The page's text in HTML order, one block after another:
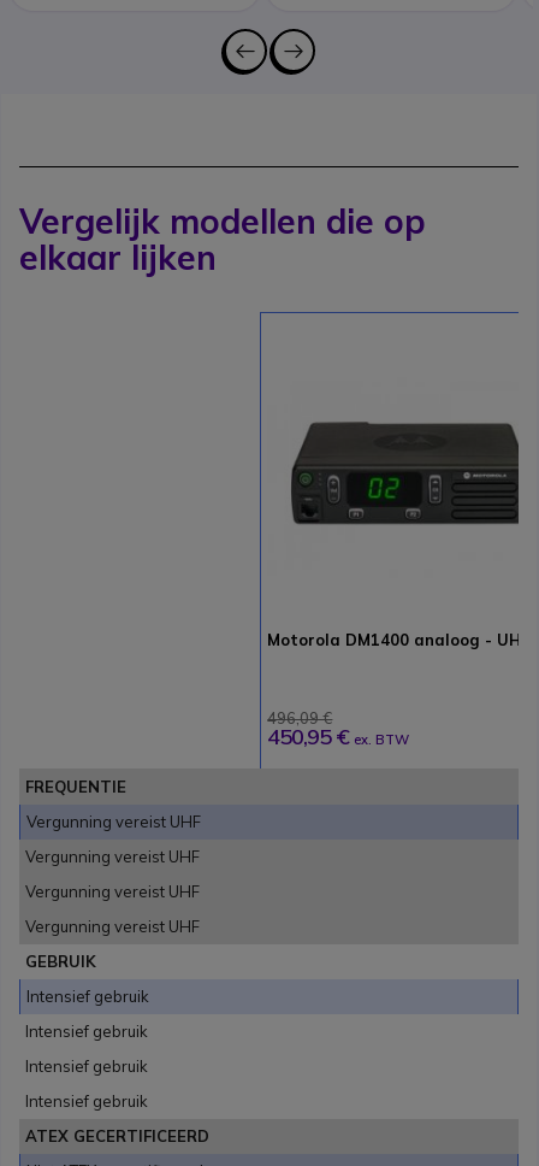
Vergelijk modellen die op
elkaar lijken
Motorola DM1400 analoog - UHF
496,09 €
450,95 € ex. BTW
FREQUENTIE
Vergunning vereist UHF
Vergunning vereist UHF
Vergunning vereist UHF
Vergunning vereist UHF
GEBRUIK
Intensief gebruik
Intensief gebruik
Intensief gebruik
Intensief gebruik
ATEX GECERTIFICEERD